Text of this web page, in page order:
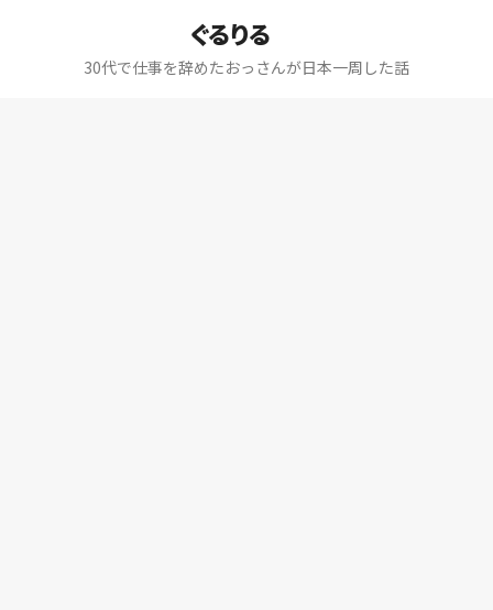
ぐるりる
30代で仕事を辞めたおっさんが日本一周した話